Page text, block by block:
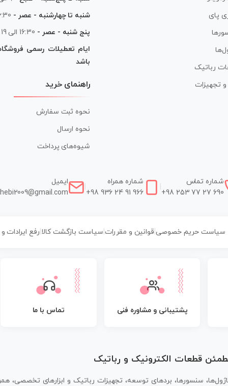
پای
رباتیک
و تجهیزات
شنبه تا چهارشنبه - عصر - 16:30
پنج شنبه - عصر - 16:30 الی 19
ایام تعطیلات رسمی
باشد
راهنمای خرید
نحوه ثبت سفارش
نحوه ارسال
شیوه‌های پرداخت
شماره تماس
+98 253 77 27 690
شماره همراه
+98 936 24 91 966
ایمیل
سیاست حریم خصوصی| قوانین و مقررات سیاست بازگشت کالا رفع ایرادات
پشتیبانی و مشاوره فنی تماس با ما
قطعات الکترونیک و رباتیک
سنسورها، بردهای توسعه، تجهیزات رباتیک و ابزارهای تخصصی،